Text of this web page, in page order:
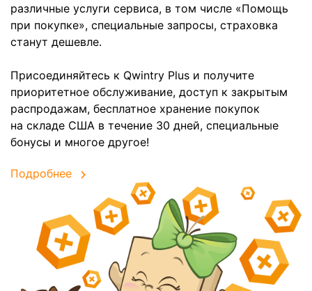
различные услуги сервиса, в том числе «Помощь
при покупке», специальные запросы, страховка
станут дешевле.
Присоединяйтесь к Qwintry Plus и получите
приоритетное обслуживание, доступ к закрытым
распродажам, бесплатное хранение покупок
на складе США в течение 30 дней, специальные
бонусы и многое другое!
Подробнее